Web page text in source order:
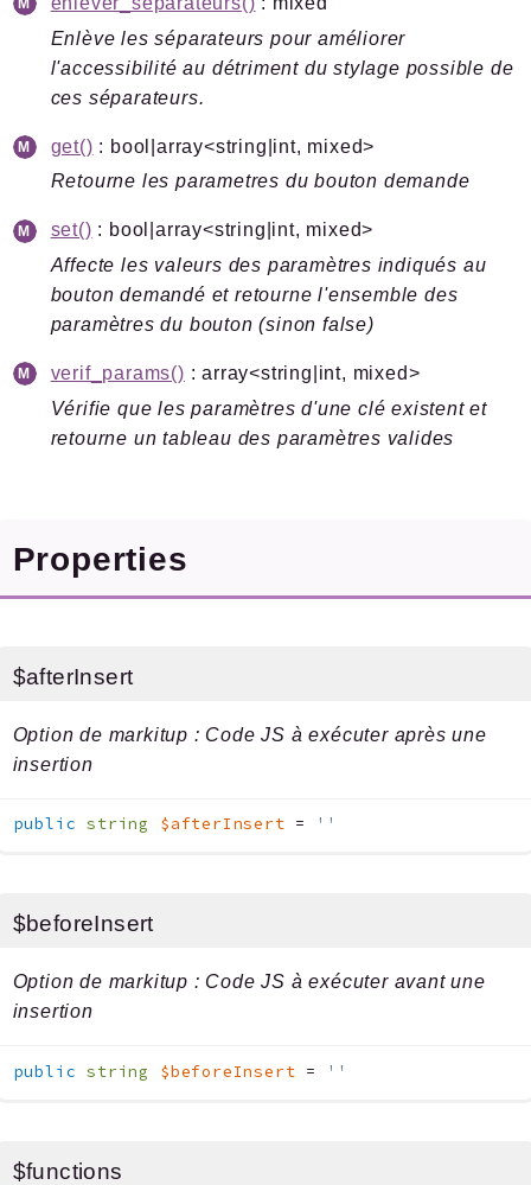
Enlève les séparateurs pour améliorer
l'accessibilité au détriment du stylage possible de
ces séparateurs.
get() : bool|array<string|int, mixed>
Retourne les parametres du bouton demande
set() : bool|array<string|int, mixed>
Affecte les valeurs des paramètres indiqués au
bouton demandé et retourne l'ensemble des
paramètres du bouton (sinon false)
verif_params() : array<string|int, mixed>
Vérifie que les paramètres d'une clé existent et
retourne un tableau des paramètres valides
Properties
$afterInsert
Option de markitup : Code JS à exécuter après une
insertion
public string $afterInsert = ''
$beforeInsert
Option de markitup : Code JS à exécuter avant une
insertion
public string $beforeInsert = ''
$functions